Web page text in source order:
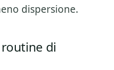
dispersione.
routine di